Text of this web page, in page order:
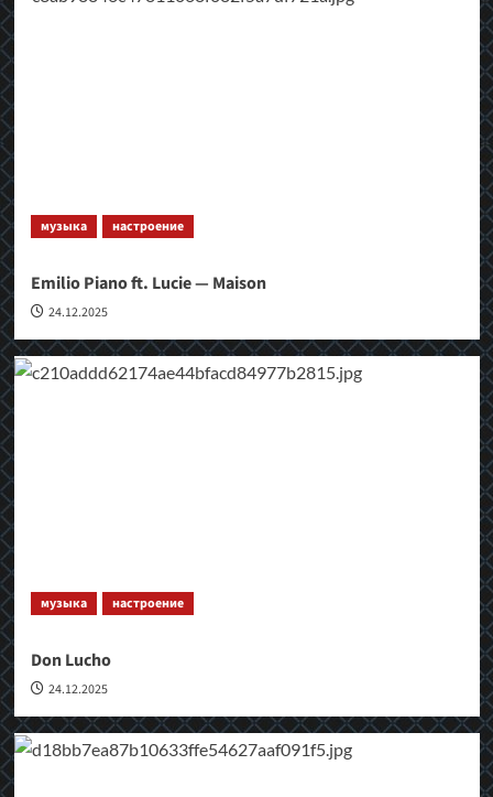
музыка настроение
Emilio Piano ft. Lucie — Maison
24.12.2025
музыка настроение
Don Lucho
24.12.2025